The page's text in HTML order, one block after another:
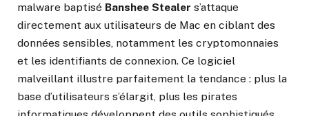
malware baptisé Banshee Stealer s’attaque
directement aux utilisateurs de Mac en ciblant des
données sensibles, notamment les cryptomonnaies
et les identifiants de connexion. Ce logiciel
malveillant illustre parfaitement la tendance : plus la
base d’utilisateurs s’élargit, plus les pirates